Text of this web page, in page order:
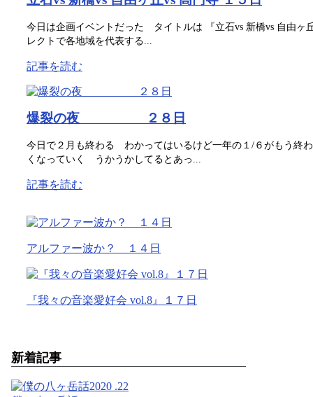
今日は企画イベントだった タイトルは 『立石vs 新橋vs 自由
レクトで各地域を代表する...
記事を読む
爆裂の夜 ２８日
今日で２月も終わる わかってはいるけど一年の１/６がもう終
くなっていく うかうかしてるとあっ...
記事を読む
アルファー波か？ １４日
『我々の音楽愛好会 vol.8』１７日
新着記事